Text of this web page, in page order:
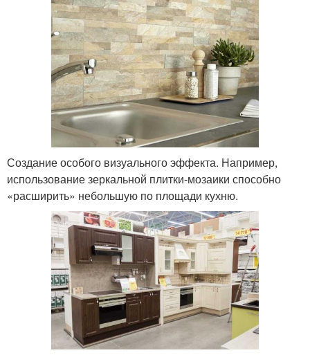
Создание особого визуального эффекта. Например,
использование зеркальной плитки-мозаики способно
«расширить» небольшую по площади кухню.